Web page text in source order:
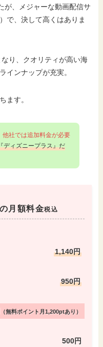
が、メジャーな動画配信サ
で、決して高くはありま
なり、クオリティが高い海
インナップが充実。
ます。
他社では追加料金が必要
ディズニープラス』だ
月額料金税込
1,140円
950円
（無料ポイント月1,200ptあり）
500円